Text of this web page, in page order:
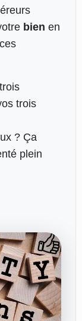
bien en
trois
? Ça
plein